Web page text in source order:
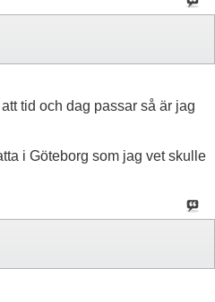
tid och dag passar så är jag
i Göteborg som jag vet skulle